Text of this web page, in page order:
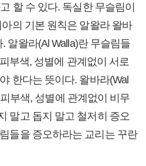
할 수 있다. 독실한 무슬림이
의 기본 원칙은 알왈라 왈바
알왈라(Al Walla)란 무슬림들
부색, 성별에 관계없이 서로
한다는 뜻이다. 왈바라(Wal
부색, 성별에 관계없이 비무
말고 돕지 말고 철저히 증오
들을 증오하라는 교리는 꾸란